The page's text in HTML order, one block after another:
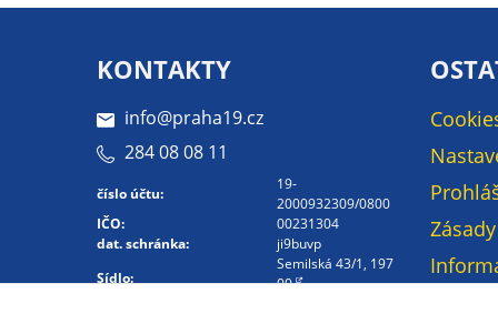
KONTAKTY
info@praha19.cz
284 08 08 11
číslo účtu:
19-
2000932309/0800
IČO:
00231304
dat. schránka:
ji9buvp
Sídlo:
Semilská 43/1, 197
00